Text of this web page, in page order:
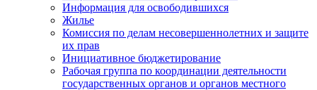
Информация для освободившихся
Жилье
Комиссия по делам несовершеннолетних и защите
их прав
Инициативное бюджетирование
Рабочая группа по координации деятельности
государственных органов и органов местного